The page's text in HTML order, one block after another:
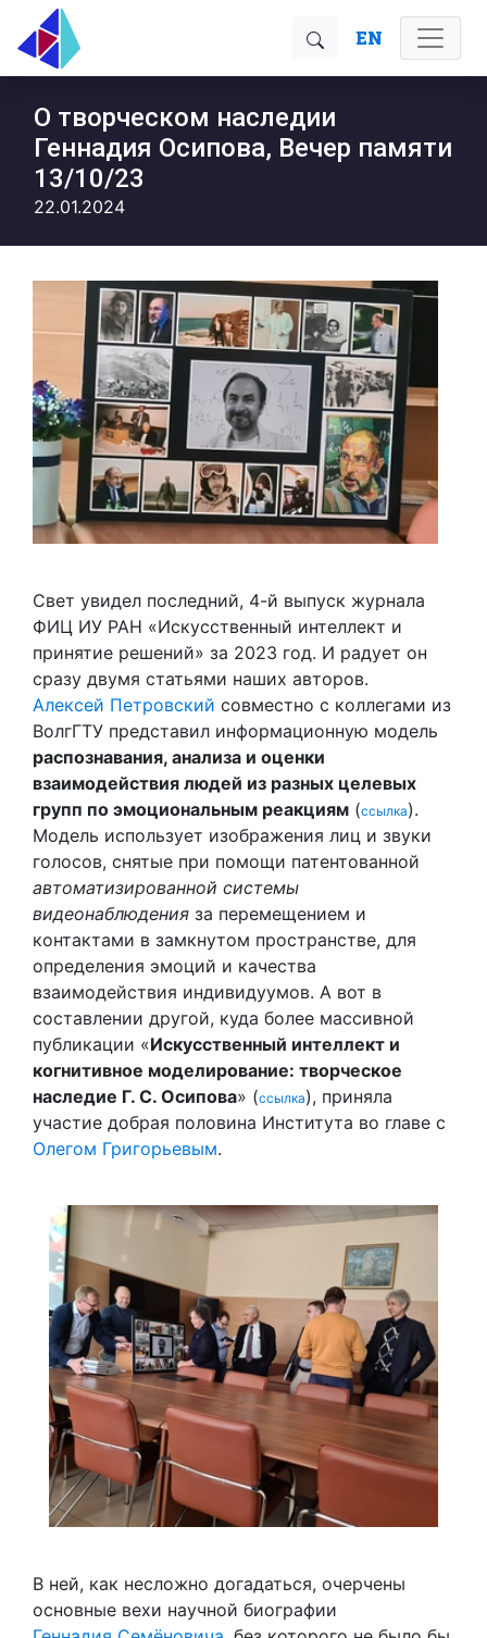
EN
О творческом наследии
Геннадия Осипова, Вечер памяти
13/10/23
22.01.2024
Свет увидел последний, 4-й выпуск журнала
ФИЦ ИУ РАН «Искусственный интеллект и
принятие решений» за 2023 год. И радует он
сразу двумя статьями наших авторов.
Алексей Петровский совместно с коллегами из
ВолгГТУ представил информационную модель
распознавания, анализа и оценки
взаимодействия людей из разных целевых
групп по эмоциональным реакциям (ссылка).
Модель использует изображения лиц и звуки
голосов, снятые при помощи патентованной
автоматизированной системы
видеонаблюдения за перемещением и
контактами в замкнутом пространстве, для
определения эмоций и качества
взаимодействия индивидуумов. А вот в
составлении другой, куда более массивной
публикации «Искусственный интеллект и
когнитивное моделирование: творческое
наследие Г. С. Осипова» (ссылка), приняла
участие добрая половина Института во главе с
Олегом Григорьевым.
В ней, как несложно догадаться, очерчены
основные вехи научной биографии